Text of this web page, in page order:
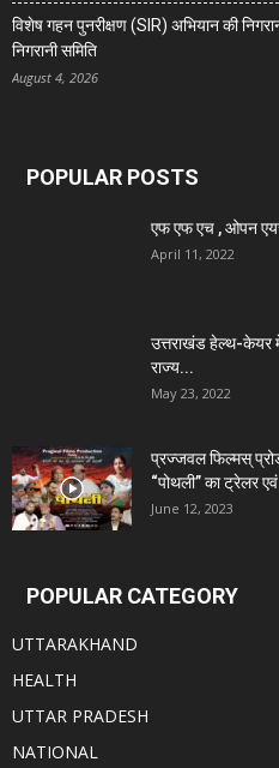
विशेष गहन पुनरीक्षण (SIR) अभियान की
निगरानी समिति
August 4, 2026
POPULAR POSTS
एफ एफ एच , ओपन एयर
April 11, 2022
उत्तराखंड हेल्थ-केयर में
राज्य...
May 23, 2022
प्रज्जवल फिल्मस्
“पोथली” का ट्रेलर
June 12, 2023
POPULAR CATEGORY
UTTARAKHAND
HEALTH
UTTAR PRADESH
NATIONAL